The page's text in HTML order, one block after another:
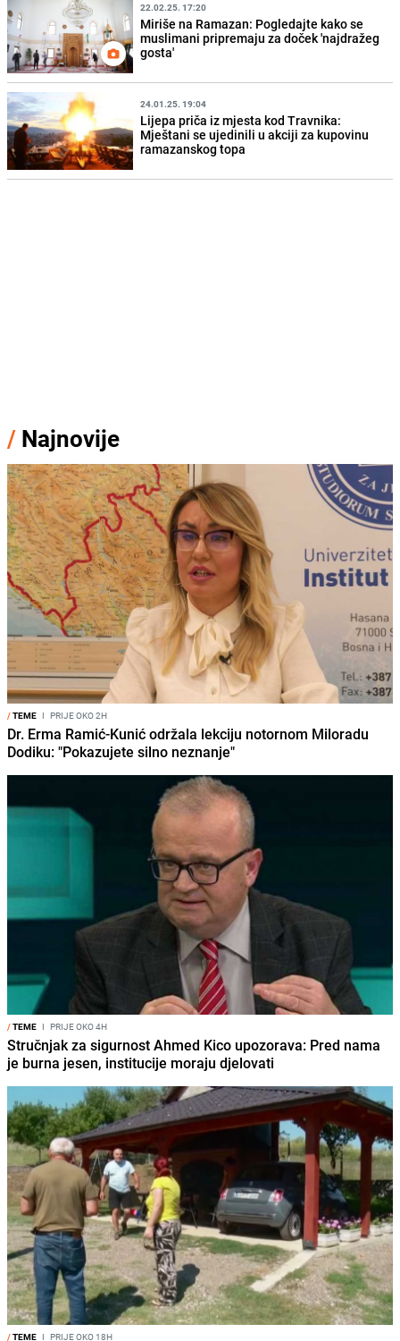
22.02.25. 17:20
Miriše na Ramazan: Pogledajte kako se
muslimani pripremaju za doček 'najdražeg
gosta'
24.01.25. 19:04
Lijepa priča iz mjesta kod Travnika:
Mještani se ujedinili u akciji za kupovinu
ramazanskog topa
/ Najnovije
/TEME I PRIJE OKO 2H
Dr. Erma Ramić-Kunić održala lekciju notornom Miloradu
Dodiku: "Pokazujete silno neznanje"
/TEME I PRIJE OKO 4H
Stručnjak za sigurnost Ahmed Kico upozorava: Pred nama
je burna jesen, institucije moraju djelovati
/TEME I PRIJE OKO 18H